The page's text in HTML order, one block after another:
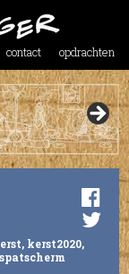
contact opdrachten
, kerst2020,
spatscherm